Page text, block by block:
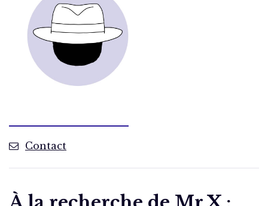
Contact